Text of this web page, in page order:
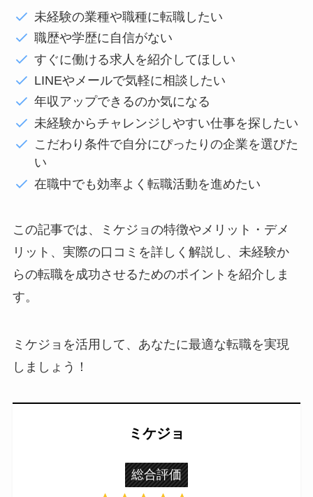
未経験の業種や職種に転職したい
職歴や学歴に自信がない
すぐに働ける求人を紹介してほしい
LINEやメールで気軽に相談したい
年収アップできるのか気になる
未経験からチャレンジしやすい仕事を探したい
こだわり条件で自分にぴったりの企業を選びた
い
在職中でも効率よく転職活動を進めたい
この記事では、ミケジョの特徴やメリット・デメ
リット、実際の口コミを詳しく解説し、未経験か
らの転職を成功させるためのポイントを紹介しま
す。
ミケジョを活用して、あなたに最適な転職を実現
しましょう！
ミケジョ
総合評価